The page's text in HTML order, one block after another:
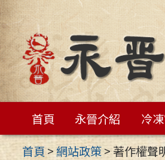
跳
至
主
要
內
區
首頁 永晉介紹 冷
首頁>網站政策> 著作權聲